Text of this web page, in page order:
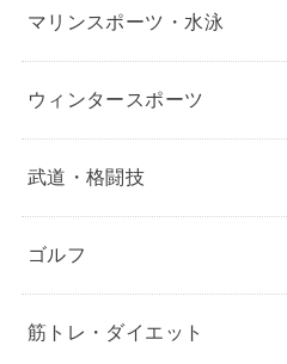
マリンスポーツ・水泳
ウィンタースポーツ
武道・格闘技
ゴルフ
筋トレ・ダイエット